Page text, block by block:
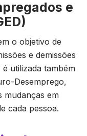
e
o objetivo de
e demissões
é utilizada também
Desemprego,
mudanças em
cada pessoa.